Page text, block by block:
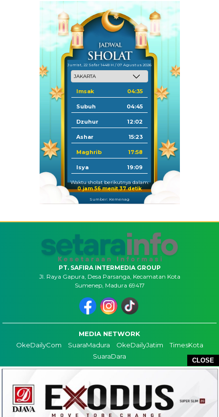
CLOSE
Jum'at, 22 Safar 1448 H / 07 Agustus 2026
Imsak 04:35
Subuh 04:45
Dzuhur 12:02
Ashar 15:23
Maghrib 17:58
Isya 19:09
Waktu sholat berikutnya dalam:
0 jam 56 menit 37 detik
Sumber: Kemenag
PT. SAFIRA INTERMEDIA GROUP
Jl. Raya Gapura, Desa Parsanga, Kecamatan Kota
Sumenep, Madura 69417
MEDIA NETWORK
OkeDailyCom
SuaraMadura OkeDailyJatim
TimesKota
SuaraDara
COPYRIGHT ©2026 SETARAINFO - ALL RIGHTS RESERVED